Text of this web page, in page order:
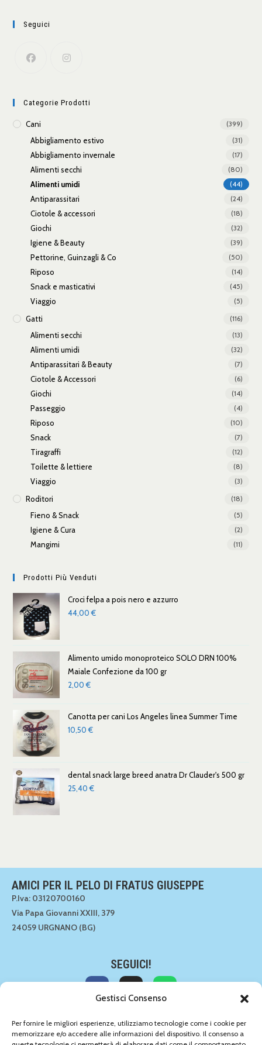
Gestisci Consenso
Per fornire le migliori esperienze, utilizziamo tecnologie come i cookie per
memorizzare e/o accedere alle informazioni del dispositivo. Il consenso a
Seguici
Categorie Prodotti
Cani (399)
Abbigliamento estivo (31)
Abbigliamento invernale (17)
Alimenti secchi (80)
Alimenti umidi (44)
Antiparassitari (24)
Ciotole & accessori (18)
Giochi (32)
Igiene & Beauty (39)
Pettorine, Guinzagli & Co (50)
Riposo (14)
Snack e masticativi (45)
Viaggio (5)
Gatti (116)
Alimenti secchi (13)
Alimenti umidi (32)
Antiparassitari & Beauty (7)
Ciotole & Accessori (6)
Giochi (14)
Passeggio (4)
Riposo (10)
Snack (7)
Tiragraffi (12)
Toilette & lettiere (8)
Viaggio (3)
Roditori (18)
Fieno & Snack (5)
Igiene & Cura (2)
Mangimi (11)
Prodotti Più Venduti
Croci felpa a pois nero e azzurro
44,00€
Alimento umido monoproteico SOLO DRN 100%
Maiale Confezione da 100 gr
2,00€
Canotta per cani Los Angeles linea Summer Time
10,50€
dental snack large breed anatra Dr Clauder's 500 gr
25,40€
AMICI PER IL PELO DI FRATUS GIUSEPPE
P.Iva: 03120700160
Via Papa Giovanni XXIII, 379
24059 URGNANO (BG)
SEGUICI!
CONTATTACI!
035 891549